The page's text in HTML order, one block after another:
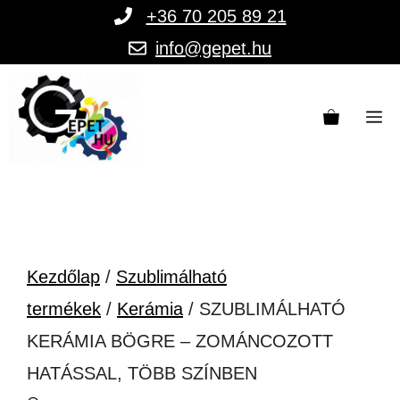
tartalomba
+36 70 205 89 21
info@gepet.hu
Kezdőlap / Szublimálható
termékek / Kerámia / SZUBLIMÁLHATÓ
KERÁMIA BÖGRE – ZOMÁNCOZOTT
HATÁSSAL, TÖBB SZÍNBEN